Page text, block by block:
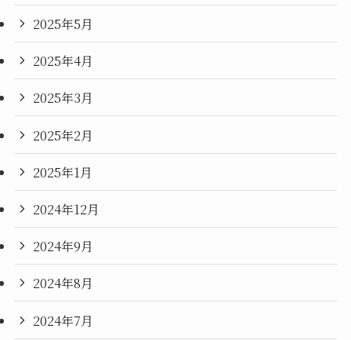
2025年5月
2025年4月
2025年3月
2025年2月
2025年1月
2024年12月
2024年9月
2024年8月
2024年7月